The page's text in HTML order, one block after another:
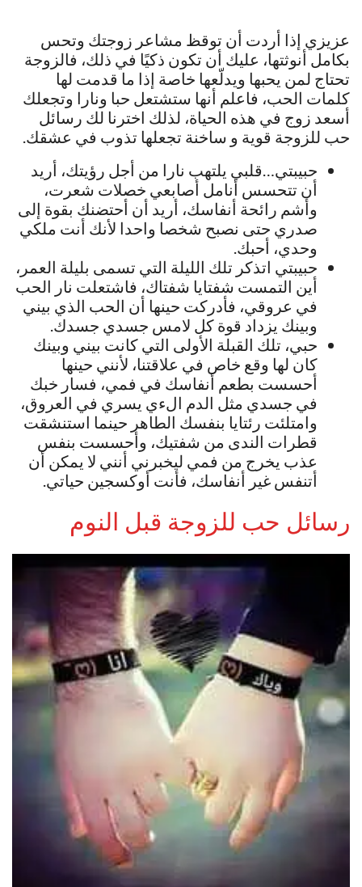
عزيزي إذا أردت أن توقظ مشاعر زوجتك وتحس
بكامل أنوثتها، عليك أن تكون ذكيًا في ذلك، فالزوجة
تحتاج لمن يحبها ويدلّعها خاصة إذا ما قدمت لها
كلمات الحب، فاعلم أنها ستشتعل حبا ونارا وتجعلك
أسعد زوج في هذه الحياة، لذلك اخترنا لك رسائل
حب للزوجة قوية و ساخنة تجعلها تذوب في عشقك.
حبيبتي…قلبي يلتهب نارا من أجل رؤيتك، أريد
أن تتحسس أنامل أصابعي خصلات شعرت،
وأشم رائحة أنفاسك، أريد أن أحتضنك بقوة إلى
صدري حتى نصبح شخصا واحدا لأنك أنت ملكي
وحدي، أحبك.
حبيبتي اتذكر تلك الليلة التي تسمى بليلة العمر،
أين التمست شفتايا شفتاك، فاشتعلت نار الحب
في عروقي، فأدركت حينها أن الحب الذي بيني
وبينك يزداد قوة كل لامس جسدي جسدك.
حبي، تلك القبلة الأولى التي كانت بيني وبينك
كان لها وقع خاص في علاقتنا، لأنني حينها
أحسست بطعم أنفاسك في فمي، فسار خبك
في جسدي مثل الدم الءي يسري في العروق،
وامتلئت رئتايا بنفسك الطاهر حينما استنشقت
قطرات الندى من شفتيك، وأحسست بنفس
عذب يخرج من فمي ليخبرني أنني لا يمكن أن
أتنفس غير أنفاسك، فأنت أوكسجين حياتي.
رسائل حب للزوجة قبل النوم